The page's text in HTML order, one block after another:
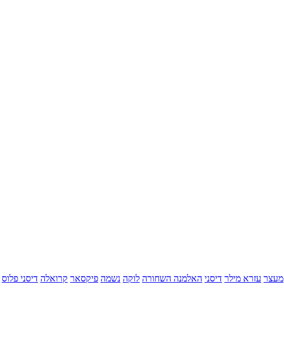
מעצר עזרא מילר דיסני האלמנה השחורה לוקה נשמה פיקסאר קרואלה דיסני פלוס